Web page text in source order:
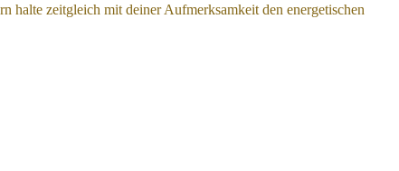
halte zeitgleich mit deiner Aufmerksamkeit den energetischen